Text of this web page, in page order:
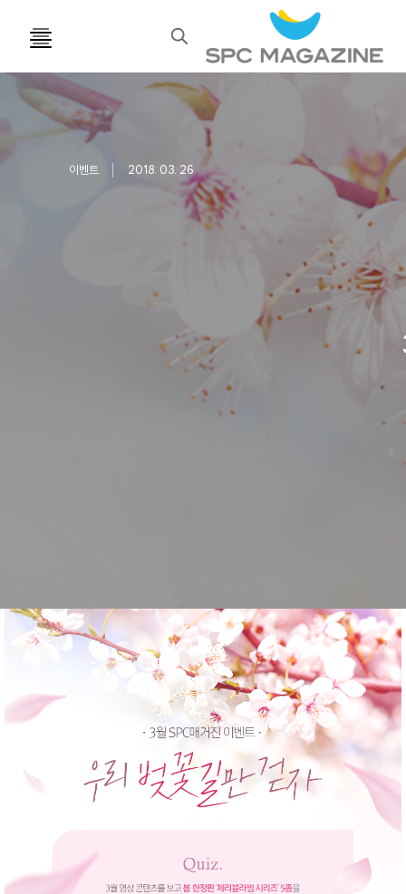
검
이벤트 2018. 03. 26